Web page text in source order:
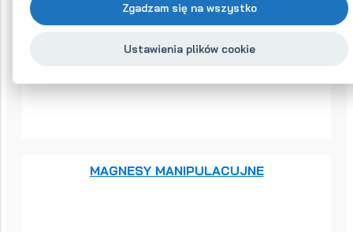
MAGNESY MANIPULACUJNE
Zgadzam się na wszystko
Ustawienia plików cookie